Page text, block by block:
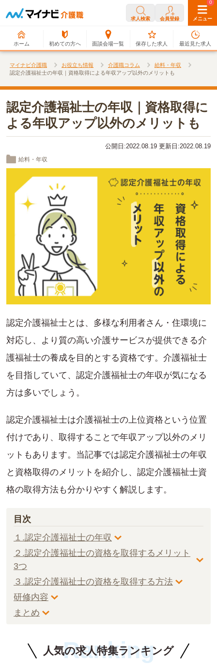
求人検索 会員登録 メニュー
ホーム 初めての方へ 面談会場一覧
0
保存した求人
0
最近見た求人
マイナビ介護職 お役立ち情報 介護職コラム
給料・年収
認定介護福祉士の年収｜資格取得による年収アップ以外のメリットも
認定介護福祉士の年収｜資格取得に
よる年収アップ以外のメリットも
公開日:2022.08.19 更新日:2022.08.19
給料・年収
認定介護福祉士とは、多様な利用者さん・住環境に
対応し、より質の高い介護サービスが提供できる介
護福祉士の養成を目的とする資格です。介護福祉士
を目指していて、認定介護福祉士の年収が気になる
方は多いでしょう。
認定介護福祉士は介護福祉士の上位資格という位置
付けであり、取得することで年収アップ以外のメリ
ットもあります。当記事では認定介護福祉士の年収
と資格取得のメリットを紹介し、認定介護福祉士資
格の取得方法も分かりやすく解説します。
目次
１.認定介護福祉士の年収
２.認定介護福祉士の資格を取得するメリット
3つ
３.認定介護福祉士の資格を取得する方法
研修内容
まとめ
人気の求人特集ランキング
Ranking